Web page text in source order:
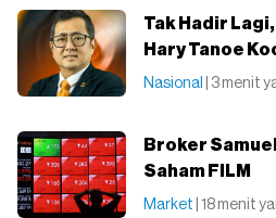
Tak Hadir
Hary Tanoe
Nasional | 3 menit
Broker
Saham FILM
Market | 18 menit